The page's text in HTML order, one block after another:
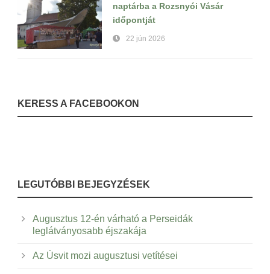
naptárba a Rozsnyói Vásár
időpontját
22 jún 2026
KERESS A FACEBOOKON
LEGUTÓBBI BEJEGYZÉSEK
Augusztus 12-én várható a Perseidák
leglátványosabb éjszakája
Az Úsvit mozi augusztusi vetítései